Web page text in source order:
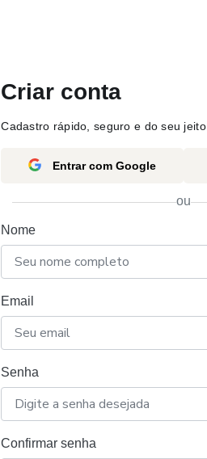
Criar conta
Cadastro rápido, seguro e do seu jeito.
Entrar com Google
ou
Nome
Email
Senha
Confirmar senha